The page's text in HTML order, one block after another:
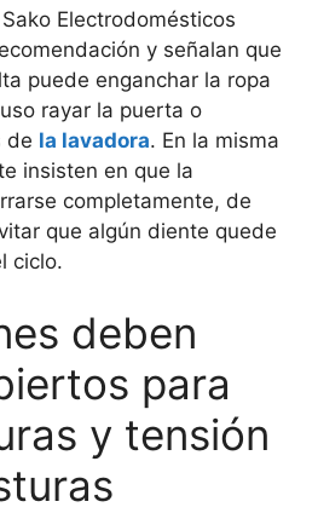
Electrodomésticos
y señalan que
puede enganchar la ropa
rayar la puerta o
de la lavadora. En la misma
insisten en que la
completamente, de
que algún diente quede
ciclo.
deben
para
y tensión